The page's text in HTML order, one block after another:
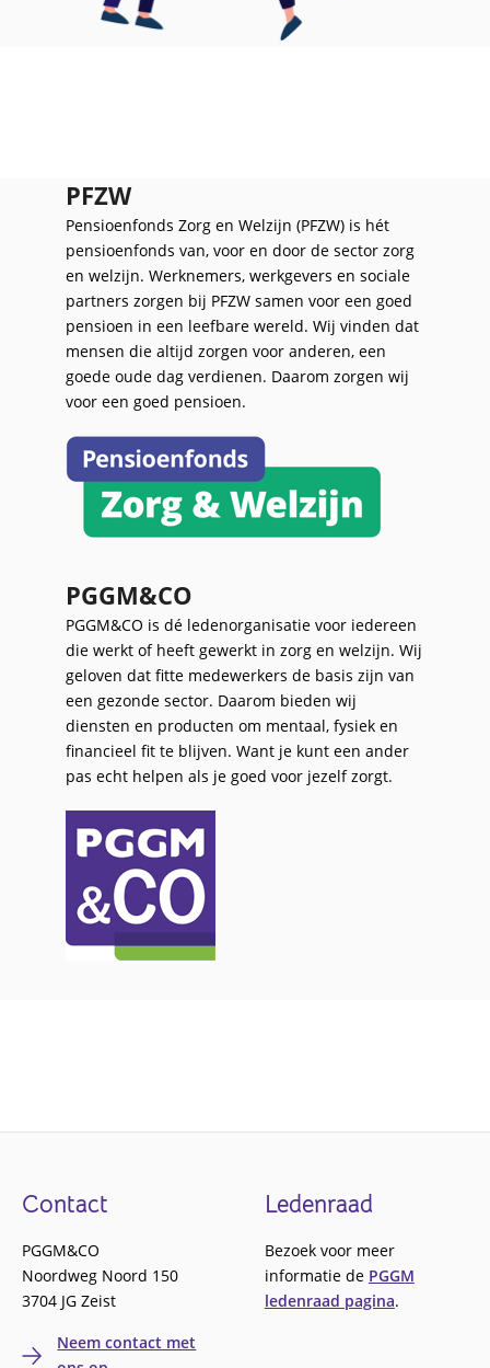
PFZW
Pensioenfonds Zorg en Welzijn (PFZW) is hét
pensioenfonds van, voor en door de sector zorg
en welzijn. Werknemers, werkgevers en sociale
partners zorgen bij PFZW samen voor een goed
pensioen in een leefbare wereld. Wij vinden dat
mensen die altijd zorgen voor anderen, een
goede oude dag verdienen. Daarom zorgen wij
voor een goed pensioen.
PGGM&CO
PGGM&CO is dé ledenorganisatie voor iedereen
die werkt of heeft gewerkt in zorg en welzijn. Wij
geloven dat fitte medewerkers de basis zijn van
een gezonde sector. Daarom bieden wij
diensten en producten om mentaal, fysiek en
financieel fit te blijven. Want je kunt een ander
pas echt helpen als je goed voor jezelf zorgt.
Footer
Contact
PGGM&CO
Noordweg Noord 150
3704 JG Zeist
Neem contact met
Ledenraad
Bezoek voor meer
informatie de PGGM
ledenraad pagina.